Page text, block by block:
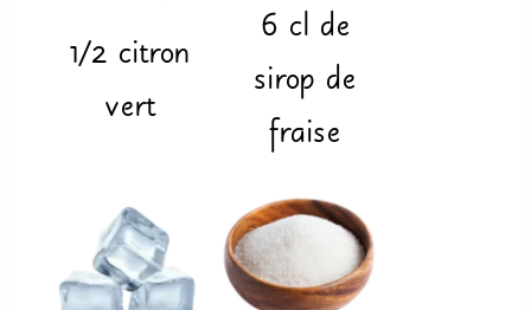
1/2 citron
vert
6 cl de
sirop de
fraise